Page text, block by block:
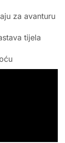
za avanturu
tijela